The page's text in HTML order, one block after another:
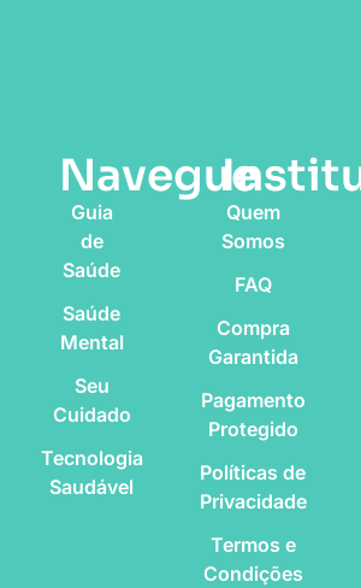
Navegue
Guia
de
Saúde
Saúde
Mental
Seu
Cuidado
Tecnologia
Saudável
Quem
Somos
FAQ
Compra
Garantida
Pagamento
Protegido
Políticas de
Privacidade
Termos e
Condições